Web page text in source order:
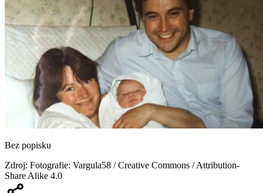
Bez popisku
Zdroj: Fotografie: Vargula58 / Creative Commons / Attribution-
Share Alike 4.0